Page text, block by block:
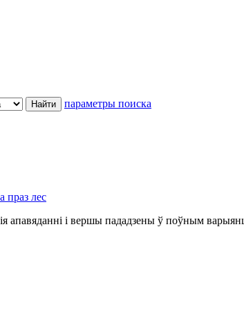
параметры поиска
праз лес
апавяданні і вершы пададзены ў поўным